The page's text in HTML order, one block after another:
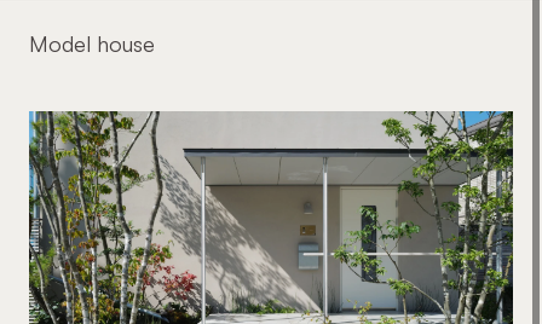
Model house